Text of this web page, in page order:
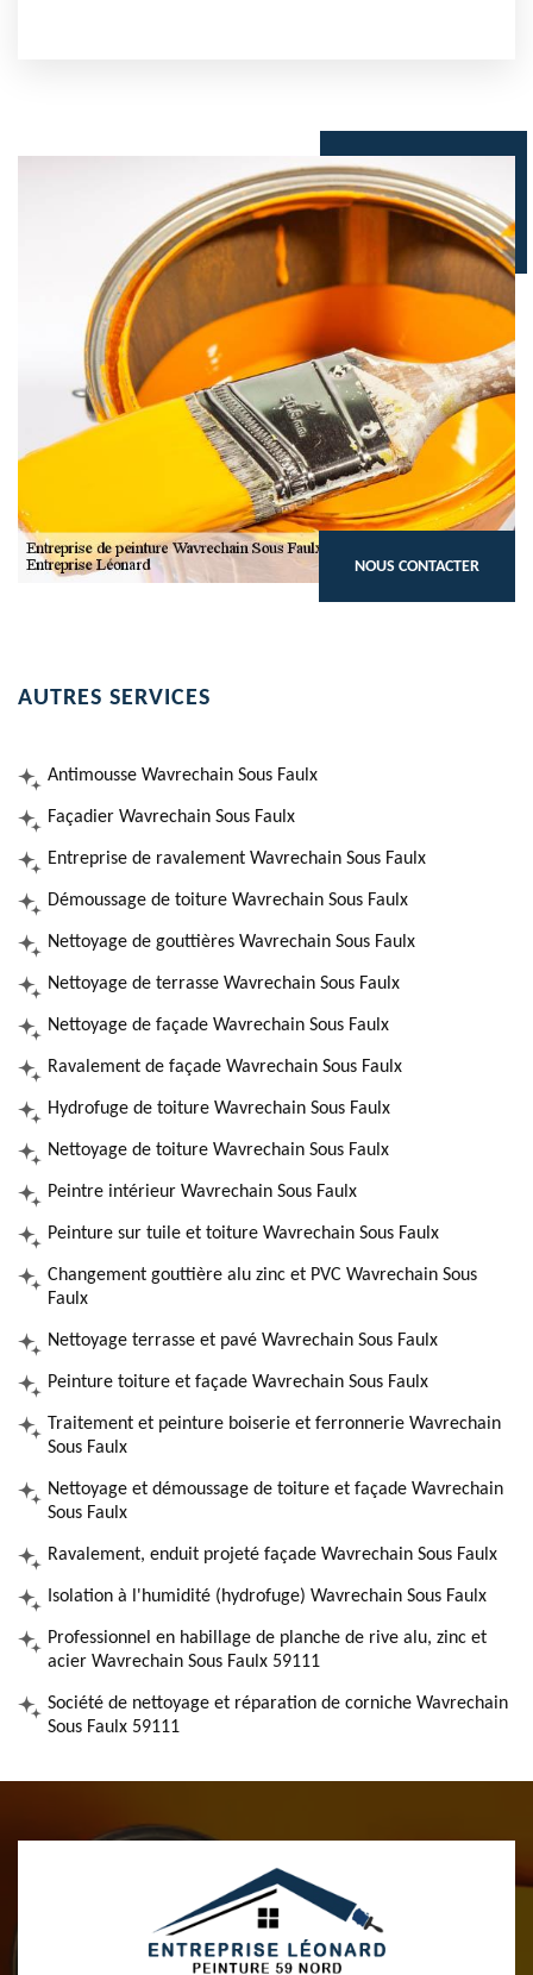
NOUS CONTACTER
AUTRES SERVICES
Antimousse Wavrechain Sous Faulx
Façadier Wavrechain Sous Faulx
Entreprise de ravalement Wavrechain Sous Faulx
Démoussage de toiture Wavrechain Sous Faulx
Nettoyage de gouttières Wavrechain Sous Faulx
Nettoyage de terrasse Wavrechain Sous Faulx
Nettoyage de façade Wavrechain Sous Faulx
Ravalement de façade Wavrechain Sous Faulx
Hydrofuge de toiture Wavrechain Sous Faulx
Nettoyage de toiture Wavrechain Sous Faulx
Peintre intérieur Wavrechain Sous Faulx
Peinture sur tuile et toiture Wavrechain Sous Faulx
Changement gouttière alu zinc et PVC Wavrechain Sous
Faulx
Nettoyage terrasse et pavé Wavrechain Sous Faulx
Peinture toiture et façade Wavrechain Sous Faulx
Traitement et peinture boiserie et ferronnerie Wavrechain
Sous Faulx
Nettoyage et démoussage de toiture et façade Wavrechain
Sous Faulx
Ravalement, enduit projeté façade Wavrechain Sous Faulx
Isolation à l'humidité (hydrofuge) Wavrechain Sous Faulx
Professionnel en habillage de planche de rive alu, zinc et
acier Wavrechain Sous Faulx 59111
Société de nettoyage et réparation de corniche Wavrechain
Sous Faulx 59111